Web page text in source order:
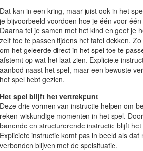
Dat kan in een kring, maar juist ook in het
je bijvoorbeeld voordoen hoe je één voor
Daarna tel je samen met het kind en geef je
zelf toe te passen tijdens het tafel dekken.
om het geleerde direct in het spel toe te
afstemt op wat het laat zien. Expliciete
aanbod naast het spel, maar een bewuste
het spel hebt gezien.
Het spel blijft het vertrekpunt
Deze drie vormen van instructie helpen om
reken-wiskundige momenten in het spel.
banende en structurerende instructie blijft
Expliciete instructie komt pas in beeld als dat
verbonden blijven met de spelsituatie.